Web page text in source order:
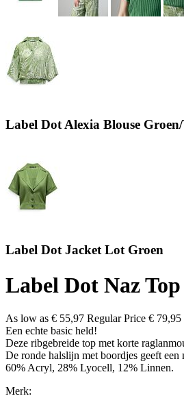
Label Dot Alexia Blouse
Label Dot Jacket Lot Groen
Label Dot Naz
As low as € 55,97 Regular Price € 79,95
Een echte basic held!
Deze ribgebreide top met korte
De ronde halslijn met boordjes geeft een
60% Acryl, 28% Lyocell, 12% Linnen.
Merk: